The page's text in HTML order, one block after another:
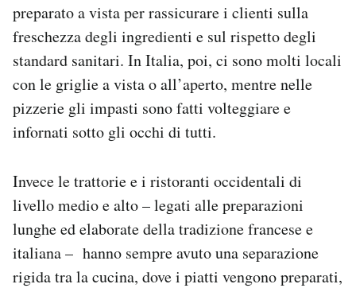
preparato a vista per rassicurare i clienti sulla
freschezza degli ingredienti e sul rispetto degli
standard sanitari. In Italia, poi, ci sono molti locali
con le griglie a vista o all’aperto, mentre nelle
pizzerie gli impasti sono fatti volteggiare e
infornati sotto gli occhi di tutti.
Invece le trattorie e i ristoranti occidentali di
livello medio e alto – legati alle preparazioni
lunghe ed elaborate della tradizione francese e
italiana – hanno sempre avuto una separazione
rigida tra la cucina, dove i piatti vengono preparati,